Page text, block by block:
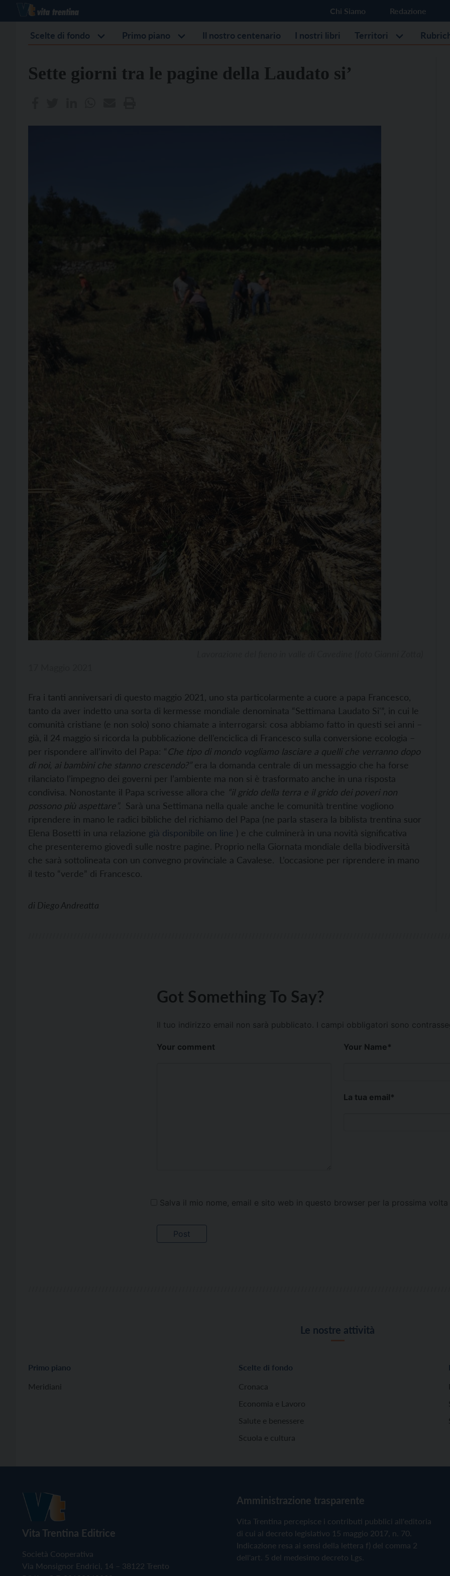
Chi Siamo Redazione
Scelte di fondo Primo piano Il nostro centenario I nostri libri Territori
Sette giorni tra le pagine della Laudato si’
Fra i tanti anniversari di questo maggio 2021, uno sta particolarmente a cuore a papa Francesco,
tanto da aver indetto una sorta di kermesse mondiale denominata “Settimana Laudato Si'”, in cui le
comunità cristiane (e non solo) sono chiamate a interrogarsi: cosa abbiamo fatto in questi sei anni –
già, il 24 maggio si ricorda la pubblicazione dell’enciclica di Francesco sulla conversione ecologia –
per rispondere all’invito del Papa: “ Che tipo di mondo vogliamo lasciare a quelli che verranno dopo
di noi, ai bambini che stanno crescendo?”era la domanda centrale di un messaggio che ha forse
rilanciato l’impegno dei governi per l’ambiente ma non si è trasformato anche in una risposta
condivisa. Nonostante il Papa scrivesse allora che “il grido della terra e il grido dei poveri non
possono più aspettare”. Sarà una Settimana nella quale anche le comunità trentine vogliono
riprendere in mano le radici bibliche del richiamo del Papa (ne parla stasera la biblista trentina suor
Elena Bosetti in una relazione già disponibile on line ) e che culminerà in una novità significativa
che presenteremo giovedì sulle nostre pagine. Proprio nella Giornata mondiale della biodiversità
che sarà sottolineata con un convegno provinciale a Cavalese. L’occasione per riprendere in mano
il testo “verde” di Francesco.
di Diego Andreatta
Got Something To Say?
Il tuo indirizzo email non sarà pubblicato. I campi obbligatori sono
Your comment Your Name*
La tua email*
Salva il mio nome, email e sito web in questo browser per la prossima
Le nostre attività
Primo piano
Meridiani
Scelte di fondo
Cronaca
Economia e Lavoro
Salute e benessere
Scuola e cultura
Vita Trentina Editrice
Società Cooperativa
Via Monsignor Endrici, 14 – 38122 Trento
Amministrazione trasparente
Vita Trentina percepisce i contributi pubblici all'editoria
di cui al decreto legislativo 15 maggio 2017, n. 70.
Indicazione resa ai sensi della lettera f) del comma 2
dell'art. 5 del medesimo decreto Lgs.